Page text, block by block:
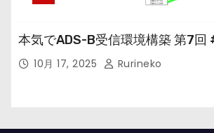
本気でADS-B受信環境構築 第7回
10月 17, 2025 Rurineko